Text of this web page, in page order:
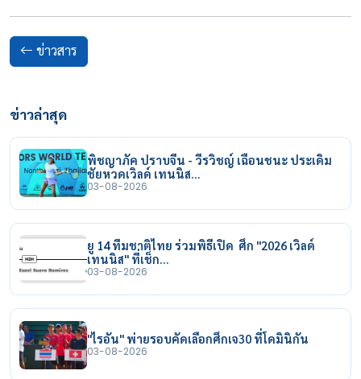
ข่าวสาร
ข่าวล่าสุด
พิชญาภัค ปราบจีน - วีรวิชญ์ เฉือนชนะ ประเดิม
ชัยหวดเวิลด์ เทนนิส…
03-08-2026
ยู 14 ทีมชาติไทย ร่วมพิธีเปิด ศึก "2026 เวิลด์
เทนนิส" ที่เช็ก…
03-08-2026
"ไรอัน" พ่ายรอบคัดเลือกศึกเจ30 ที่โดมินิกัน
03-08-2026